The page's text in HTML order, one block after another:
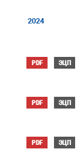
2024
PDF ЭЦП
PDF ЭЦП
PDF ЭЦП